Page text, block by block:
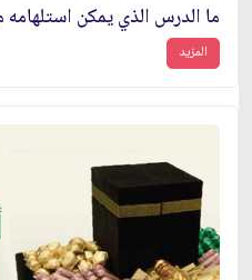
ما الدرس الذي يمكن
المزيد